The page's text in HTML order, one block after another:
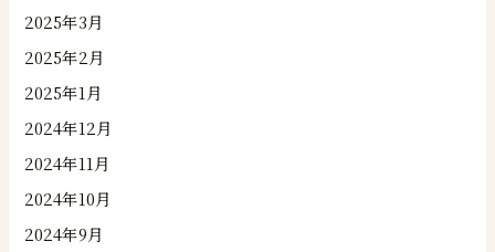
2025年3月
2025年2月
2025年1月
2024年12月
2024年11月
2024年10月
2024年9月